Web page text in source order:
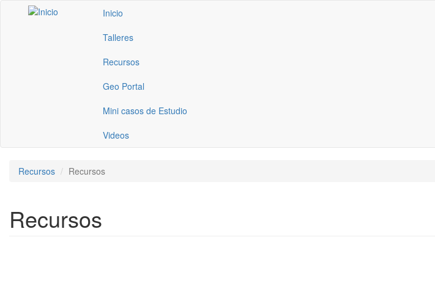
Pasar al contenido principal
Inicio
Talleres
Recursos
Geo Portal
Mini casos de Estudio
Videos
Recursos Recursos
Recursos